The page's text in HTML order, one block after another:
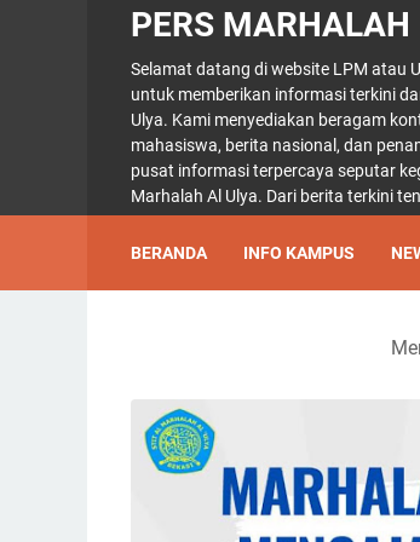
PERS MARHALAH
Selamat datang di website LPM atau
untuk memberikan informasi terkini
Ulya. Kami menyediakan beragam
mahasiswa, berita nasional, dan
pusat informasi terpercaya seputar
Marhalah Al Ulya. Dari berita terkini
BERANDA INFO KAMPUS